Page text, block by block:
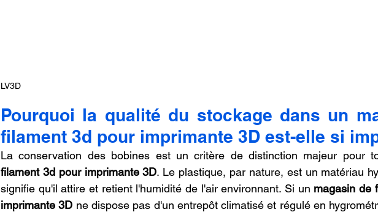
LV3D
Pourquoi la qualité du stockage dans un
filament 3d pour imprimante 3D est-elle si
La conservation des bobines est un critère de distinction majeur pour
filament 3d pour imprimante 3D. Le plastique, par nature, est un matériau
signifie qu'il attire et retient l'humidité de l'air environnant. Si un magasin de
imprimante 3D ne dispose pas d'un entrepôt climatisé et régulé en